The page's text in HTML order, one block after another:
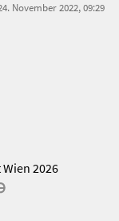
November 2022, 09:29
2026